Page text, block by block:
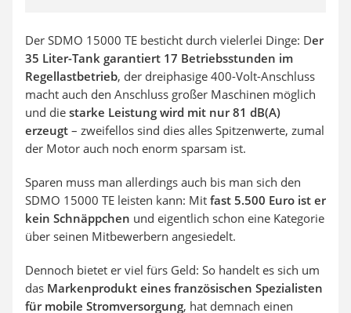
Der SDMO 15000 TE besticht durch vielerlei Dinge: Der
35 Liter-Tank garantiert 17 Betriebsstunden im
Regellastbetrieb, der dreiphasige 400-Volt-Anschluss
macht auch den Anschluss großer Maschinen möglich
und die starke Leistung wird mit nur 81 dB(A)
erzeugt – zweifellos sind dies alles Spitzenwerte, zumal
der Motor auch noch enorm sparsam ist.
Sparen muss man allerdings auch bis man sich den
SDMO 15000 TE leisten kann: Mit fast 5.500 Euro ist er
kein Schnäppchen und eigentlich schon eine Kategorie
über seinen Mitbewerbern angesiedelt.
Dennoch bietet er viel fürs Geld: So handelt es sich um
das Markenprodukt eines französischen Spezialisten
für mobile Stromversorgung, hat demnach einen